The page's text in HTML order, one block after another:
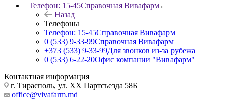
Телефон: 15-45Справочная Вивафарм
Назад
Телефоны
Телефон: 15-45Справочная Вивафарм
0 (533) 9-33-99Справочная Вивафарм
+373 (533) 9-33-99Для звонков из-за рубежа
0 (533) 6-22-20Офис компании "Вивафарм"
Контактная информация
г. Тирасполь, ул. ХХ Партсъезда 58Б
office@vivafarm.md